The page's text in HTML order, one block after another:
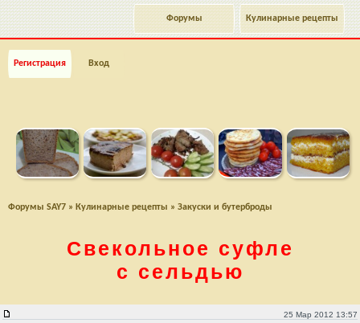
Кулинарные рецепты
Форумы
Регистрация Вход
Форумы SAY7 » Кулинарные рецепты » Закуски и бутерброды
Свекольное суфле
с сельдью
25 Мар 2012 13:57